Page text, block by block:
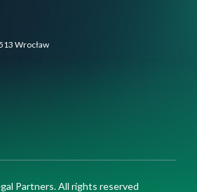
Wrocław
Partners. All rights reserved
stronie internetowej.